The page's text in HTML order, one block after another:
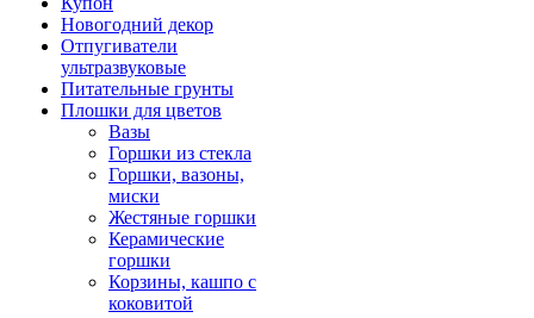
Новогодний декор
Отпугиватели
ультразвуковые
Питательные грунты
Плошки для цветов
Вазы
Горшки из стекла
Горшки, вазоны,
миски
Жестяные горшки
Керамические
горшки
Корзины, кашпо с
коковитой